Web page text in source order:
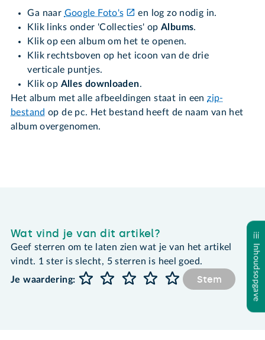
Ga naar Google Foto's
en log zo nodig in.
Klik links onder 'Collecties' opAlbums.
Klik op een album om het te openen.
Klik rechtsboven op het icoon van de drie
verticale puntjes.
Klik op Alles downloaden.
Het album met alle afbeeldingen staat in eenzip-
bestand op de pc. Het bestand heeft de naam van het
album overgenomen.
Inhoudsopgave
Wat vind je van dit artikel?
Geef sterren om te laten zien wat je van het artikel
vindt. 1 ster is slecht, 5 sterren is heel goed.
Je waardering:
Stem